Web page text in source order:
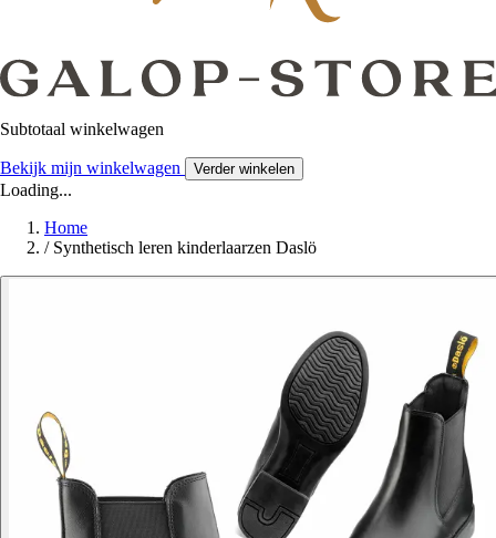
Subtotaal winkelwagen
Bekijk mijn winkelwagen Verder winkelen
Loading...
Home
/ Synthetisch leren kinderlaarzen Daslö